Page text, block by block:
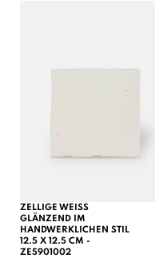
ZELLIGE WEISS G
LÄNZEND IM H
ANDWERKLICHEN STIL 1
2.5 X 12.5 CM - Z
E5901002